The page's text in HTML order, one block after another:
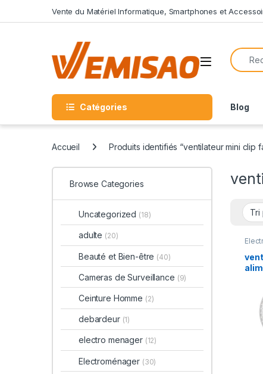
Vente du Matériel Informatique, Smartphones et
Open
Search
Catégories Blog
Accueil Produits identifiés “ventilateur mini clip
Browse Categories
Uncategorized (18)
adulte (20)
Beauté et Bien-être (40)
Cameras de Surveillance (9)
Ceinture Homme (2)
debardeur (1)
electro menager (12)
Electroménager (30)